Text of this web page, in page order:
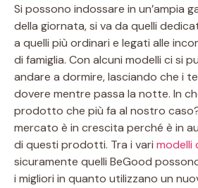
Si possono indossare in un’ampia
della giornata, si va da quelli
a quelli più ordinari e legati alle
di famiglia. Con alcuni modelli ci si
andare a dormire, lasciando che i
dovere mentre passa la notte. In
prodotto che più fa al nostro
mercato è in crescita perché è in
di questi prodotti. Tra i vari modelli
sicuramente quelli BeGood
i migliori in quanto utilizzano un